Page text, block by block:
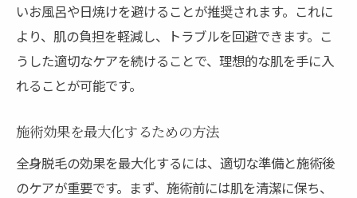
いお風呂や日焼けを避けることが推奨されます。これに
より、肌の負担を軽減し、トラブルを回避できます。こ
うした適切なケアを続けることで、理想的な肌を手に入
れることが可能です。
施術効果を最大化するための方法
全身脱毛の効果を最大化するには、適切な準備と施術後
のケアが重要です。まず、施術前には肌を清潔に保ち、